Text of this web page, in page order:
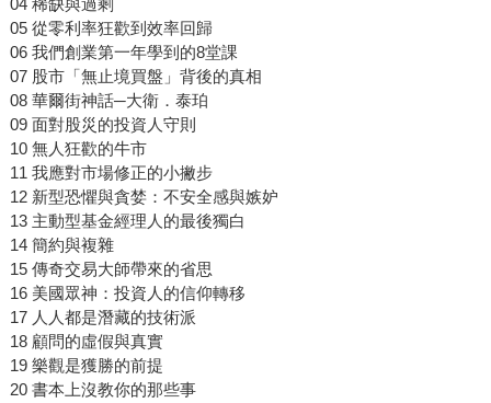
04 稀缺與過剩
05 從零利率狂歡到效率回歸
06 我們創業第一年學到的8堂課
07 股市「無止境買盤」背後的真相
08 華爾街神話─大衛．泰珀
09 面對股災的投資人守則
10 無人狂歡的牛市
11 我應對市場修正的小撇步
12 新型恐懼與貪婪：不安全感與嫉妒
13 主動型基金經理人的最後獨白
14 簡約與複雜
15 傳奇交易大師帶來的省思
16 美國眾神：投資人的信仰轉移
17 人人都是潛藏的技術派
18 顧問的虛假與真實
19 樂觀是獲勝的前提
20 書本上沒教你的那些事